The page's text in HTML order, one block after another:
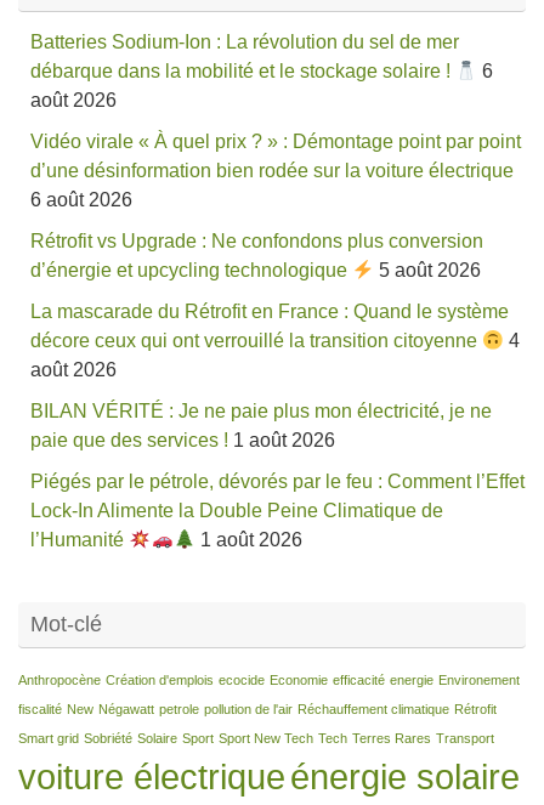
Batteries Sodium-Ion : La révolution du sel de mer
débarque dans la mobilité et le stockage solaire !
6
août 2026
Vidéo virale « À quel prix ? » : Démontage point par point
d’une désinformation bien rodée sur la voiture électrique
6 août 2026
Rétrofit vs Upgrade : Ne confondons plus conversion
d’énergie et upcycling technologique
5 août 2026
La mascarade du Rétrofit en France : Quand le système
décore ceux qui ont verrouillé la transition citoyenne
4
août 2026
BILAN VÉRITÉ : Je ne paie plus mon électricité, je ne
paie que des services ! 1 août 2026
Piégés par le pétrole, dévorés par le feu : Comment l’Effet
Lock-In Alimente la Double Peine Climatique de
l’Humanité
1 août 2026
Mot-clé
Anthropocène Création d'emplois ecocide Economie efficacité energie Environement
fiscalité New Négawatt petrole pollution de l'air Réchauffement climatique Rétrofit
Smart grid Sobriété Solaire Sport Sport New Tech Tech Terres Rares Transport
voiture électriqueénergie solaire